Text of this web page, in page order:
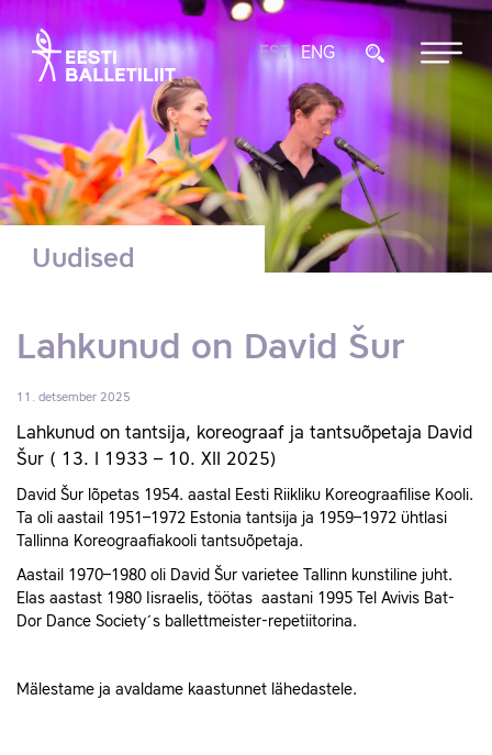
EST ENG
Uudised
Lahkunud on David Šur
11. detsember 2025
Lahkunud on tantsija, koreograaf ja tantsuõpetaja David
Šur ( 13. I 1933 – 10. XII 2025)
David Šur lõpetas 1954. aastal Eesti Riikliku Koreograafilise Kooli.
Ta oli aastail 1951–1972 Estonia tantsija ja 1959–1972 ühtlasi
Tallinna Koreograafiakooli tantsuõpetaja.
Aastail 1970–1980 oli David Šur varietee Tallinn kunstiline juht.
Elas aastast 1980 Iisraelis, töötas aastani 1995 Tel Avivis Bat-
Dor Dance Society´s ballettmeister-repetiitorina.
Mälestame ja avaldame kaastunnet lähedastele.